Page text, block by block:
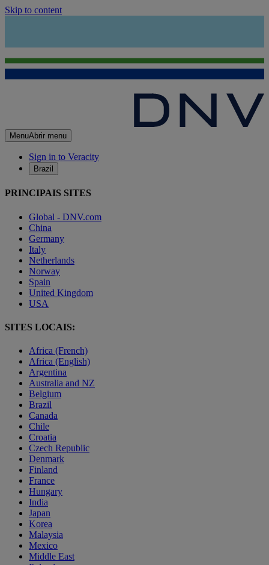
Skip to content
MenuAbrir menu
Sign in to Veracity
Brazil
PRINCIPAIS SITES
Global - DNV.com
China
Germany
Italy
Netherlands
Norway
Spain
United Kingdom
USA
SITES LOCAIS:
Africa (French)
Africa (English)
Argentina
Australia and NZ
Belgium
Brazil
Canada
Chile
Croatia
Czech Republic
Denmark
Finland
France
Hungary
India
Japan
Korea
Malaysia
Mexico
Middle East